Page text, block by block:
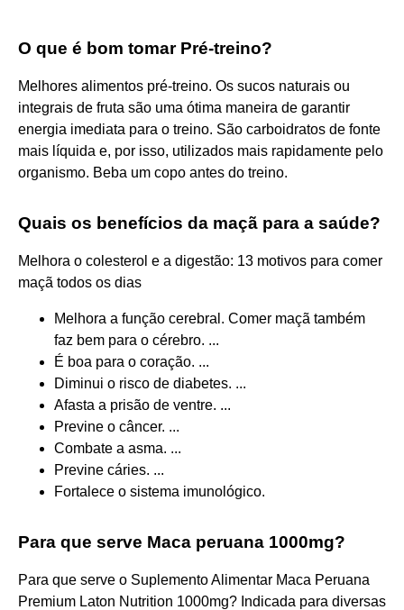
O que é bom tomar Pré-treino?
Melhores alimentos pré-treino. Os sucos naturais ou
integrais de fruta são uma ótima maneira de garantir
energia imediata para o treino. São carboidratos de fonte
mais líquida e, por isso, utilizados mais rapidamente pelo
organismo. Beba um copo antes do treino.
Quais os benefícios da maçã para a saúde?
Melhora o colesterol e a digestão: 13 motivos para comer
maçã todos os dias
Melhora a função cerebral. Comer maçã também
faz bem para o cérebro. ...
É boa para o coração. ...
Diminui o risco de diabetes. ...
Afasta a prisão de ventre. ...
Previne o câncer. ...
Combate a asma. ...
Previne cáries. ...
Fortalece o sistema imunológico.
Para que serve Maca peruana 1000mg?
Para que serve o Suplemento Alimentar Maca Peruana
Premium Laton Nutrition 1000mg? Indicada para diversas